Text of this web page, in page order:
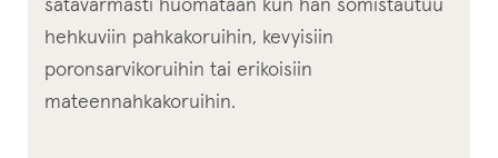
satavarmasti huomataan kun hän somistautuu
hehkuviin pahkakoruihin, kevyisiin
poronsarvikoruihin tai erikoisiin
mateennahkakoruihin.